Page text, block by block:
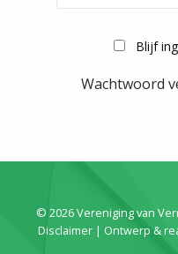
Blijf
Wachtwoord
© 2026 Vereniging van
Disclaimer| Ontwerp &